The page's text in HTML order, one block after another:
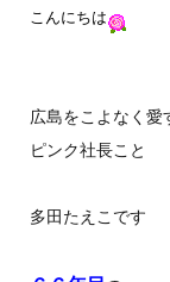
こんにちは
広島をこよなく愛
ピンク社長こと
多田たえこです